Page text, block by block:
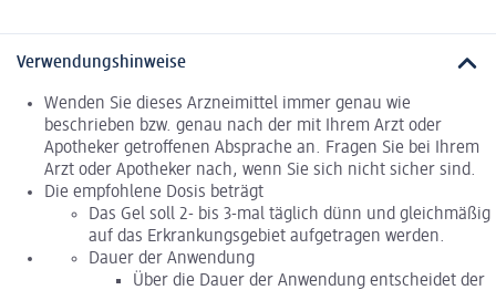
Verwendungshinweise
Wenden Sie dieses Arzneimittel immer genau wie
beschrieben bzw. genau nach der mit Ihrem Arzt oder
Apotheker getroffenen Absprache an. Fragen Sie bei Ihrem
Arzt oder Apotheker nach, wenn Sie sich nicht sicher sind.
Die empfohlene Dosis beträgt
Das Gel soll 2- bis 3-mal täglich dünn und gleichmäßig
auf das Erkrankungsgebiet aufgetragen werden.
Dauer der Anwendung
Über die Dauer der Anwendung entscheidet der